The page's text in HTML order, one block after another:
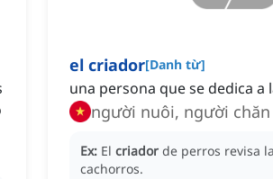
el criador[Danh từ]
una persona que se dedica a
người nuôi, người
Ex: El criador de perros revisa
cachorros.